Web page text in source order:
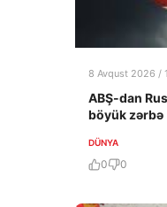
8 Avqust 2026 /
ABŞ-dan
böyük zərbə
DÜNYA
0 0